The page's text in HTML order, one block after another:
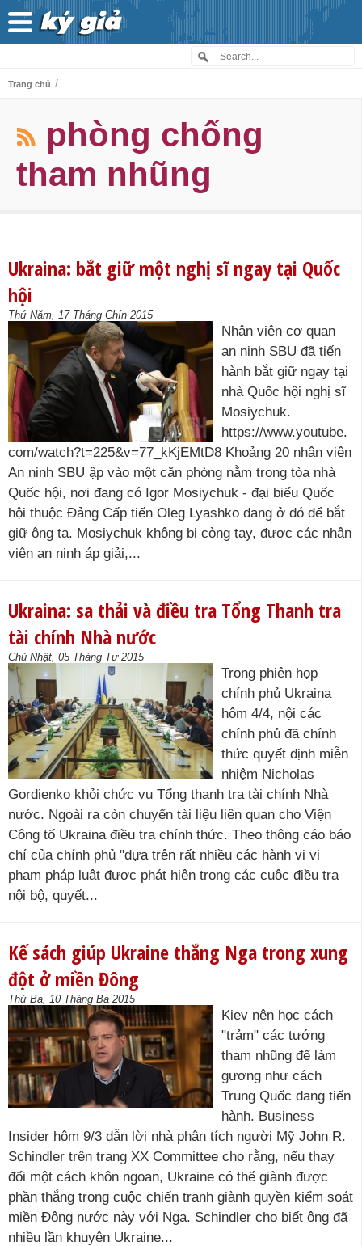
Trang chủ /
phòng chống
tham nhũng
Ukraina: bắt giữ một nghị sĩ ngay tại Quốc
hội
Thứ Năm, 17 Tháng Chín 2015
Nhân viên cơ quan
an ninh SBU đã tiến
hành bắt giữ ngay tại
nhà Quốc hội nghị sĩ
Mosiychuk.
https://www.youtube.
com/watch?t=225&v=77_kKjEMtD8 Khoảng 20 nhân viên
An ninh SBU ập vào một căn phòng nằm trong tòa nhà
Quốc hội, nơi đang có Igor Mosiychuk - đại biểu Quốc
hội thuộc Đảng Cấp tiến Oleg Lyashko đang ở đó để bắt
giữ ông ta. Mosiychuk không bị còng tay, được các nhân
viên an ninh áp giải,...
Ukraina: sa thải và điều tra Tổng Thanh tra
tài chính Nhà nước
Chủ Nhật, 05 Tháng Tư 2015
Trong phiên họp
chính phủ Ukraina
hôm 4/4, nội các
chính phủ đã chính
thức quyết định miễn
nhiệm Nicholas
Gordienko khỏi chức vụ Tổng thanh tra tài chính Nhà
nước. Ngoài ra còn chuyển tài liệu liên quan cho Viện
Công tố Ukraina điều tra chính thức. Theo thông cáo báo
chí của chính phủ "dựa trên rất nhiều các hành vi vi
phạm pháp luật được phát hiện trong các cuộc điều tra
nội bộ, quyết...
Kế sách giúp Ukraine thắng Nga trong xung
đột ở miền Đông
Thứ Ba, 10 Tháng Ba 2015
Kiev nên học cách
"trảm" các tướng
tham nhũng để làm
gương như cách
Trung Quốc đang tiến
hành. Business
Insider hôm 9/3 dẫn lời nhà phân tích người Mỹ John R.
Schindler trên trang XX Committee cho rằng, nếu thay
đổi một cách khôn ngoan, Ukraine có thể giành được
phần thắng trong cuộc chiến tranh giành quyền kiểm soát
miền Đông nước này với Nga. Schindler cho biết ông đã
nhiều lần khuyên Ukraine...